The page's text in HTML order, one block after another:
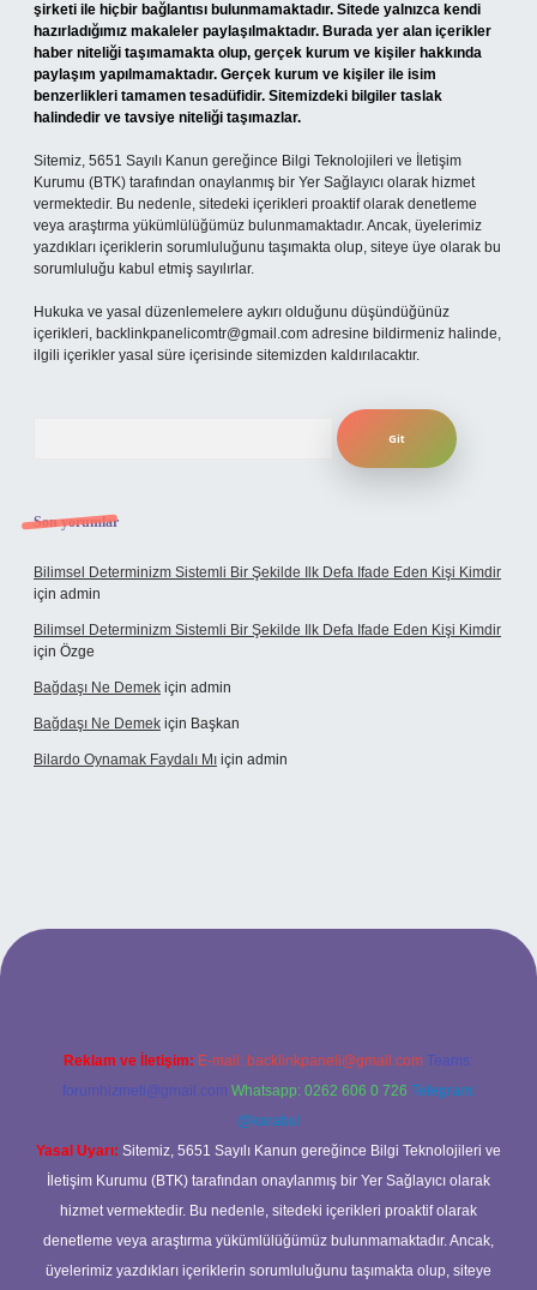
şirketi ile hiçbir bağlantısı bulunmamaktadır. Sitede yalnızca kendi
hazırladığımız makaleler paylaşılmaktadır. Burada yer alan içerikler
haber niteliği taşımamakta olup, gerçek kurum ve kişiler hakkında
paylaşım yapılmamaktadır. Gerçek kurum ve kişiler ile isim
benzerlikleri tamamen tesadüfidir. Sitemizdeki bilgiler taslak
halindedir ve tavsiye niteliği taşımazlar.
Sitemiz, 5651 Sayılı Kanun gereğince Bilgi Teknolojileri ve İletişim
Kurumu (BTK) tarafından onaylanmış bir Yer Sağlayıcı olarak hizmet
vermektedir. Bu nedenle, sitedeki içerikleri proaktif olarak denetleme
veya araştırma yükümlülüğümüz bulunmamaktadır. Ancak, üyelerimiz
yazdıkları içeriklerin sorumluluğunu taşımakta olup, siteye üye olarak bu
sorumluluğu kabul etmiş sayılırlar.
Hukuka ve yasal düzenlemelere aykırı olduğunu düşündüğünüz
içerikleri, backlinkpanelicomtr@gmail.com adresine bildirmeniz halinde,
ilgili içerikler yasal süre içerisinde sitemizden kaldırılacaktır.
Son yorumlar
Bilimsel Determinizm Sistemli Bir Şekilde Ilk Defa Ifade Eden Kişi Kimdir
için admin
Bilimsel Determinizm Sistemli Bir Şekilde Ilk Defa Ifade Eden Kişi Kimdir
için Özge
Bağdaşı Ne Demek için admin
Bağdaşı Ne Demek için Başkan
Bilardo Oynamak Faydalı Mı için admin
bahis sitesi
Reklam ve İletişim: E-mail: backlinkpaneli@gmail.com Teams:
forumhizmeti@gmail.com Whatsapp: 0262 606 0 726 Telegram:
@karabul
Yasal Uyarı: Sitemiz, 5651 Sayılı Kanun gereğince Bilgi Teknolojileri ve
İletişim Kurumu (BTK) tarafından onaylanmış bir Yer Sağlayıcı olarak
hizmet vermektedir. Bu nedenle, sitedeki içerikleri proaktif olarak
denetleme veya araştırma yükümlülüğümüz bulunmamaktadır. Ancak,
üyelerimiz yazdıkları içeriklerin sorumluluğunu taşımakta olup, siteye